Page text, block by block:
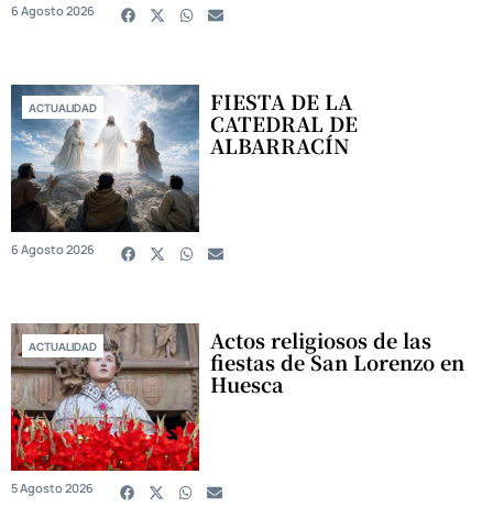
6 Agosto 2026
ACTUALIDAD FIESTA DE LA
CATEDRAL DE
ALBARRACÍN
6 Agosto 2026
ACTUALIDAD Actos religiosos de las
fiestas de San Lorenzo en
Huesca
5 Agosto 2026